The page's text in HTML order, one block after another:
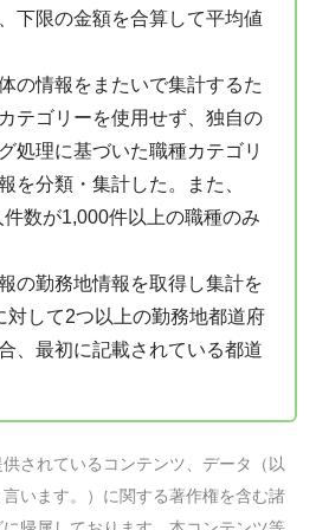
下限の金額を合算して平均値
の情報をまたいで集計するた
テゴリーを使用せず、独自の
処理に基づいた職種カテゴリ
を分類・集計した。また、
数が1,000件以上の職種のみ
の勤務地情報を取得し集計を
対して2つ以上の勤務地都道府
、最初に記載されている都道
されているコンテンツ、データ（以
います。）に関する著作権を含む諸